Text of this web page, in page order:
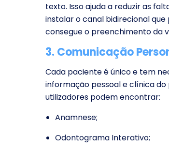
texto. Isso ajuda a reduzir as
instalar o canal bidirecional
consegue o preenchimento da
3. Comunicação
Cada paciente é único e tem
informação pessoal e clínica do
utilizadores podem encontrar:
Anamnese;
Odontograma Interativo;